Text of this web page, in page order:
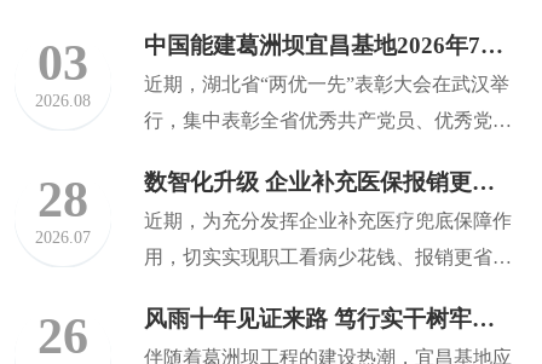
03
2026.08
中国能建葛洲坝宜昌基地2026年7月动态速览
近期，湖北省“两优一先”表彰大会在武汉举
行，集中表彰全省优秀共产党员、优秀党务
28
2026.07
数智化升级 企业补充医保报销更快捷
近期，为充分发挥企业补充医疗兜底保障作
用，切实实现职工看病少花钱、报销更省
26 风雨十年见证来路 笃行实干树牢政绩 | 社会职能移交篇：告别“一区两治” 共赴民生新程
伴随着葛洲坝工程的建设热潮，宜昌基地应